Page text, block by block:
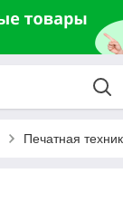
Печатная